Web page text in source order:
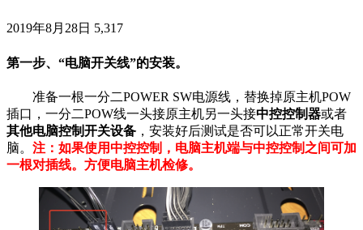
2019年8月28日 5,317
第一步、“电脑开关线”的安装。
准备一根一分二POWER SW电源线，替换掉原主机POW
插口，一分二POW线一头接原主机另一头接中控控制器或者
其他电脑控制开关设备 ，安装好后测试是否可以正常开关电
脑。 注：如果使用中控控制，电脑主机端与中控控制之间可加
一根对插线。方便电脑主机检修。